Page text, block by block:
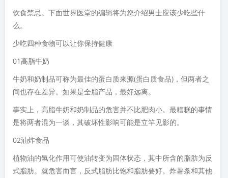
饮食禁忌。下面世界医堂的编辑将为您介绍男士应该少吃些什
么。
少吃四种食物可以让你保持健康
01高脂牛奶
牛奶和奶制品可称为最佳的蛋白质来源(蛋白质食品)，但两者之
间也存在差异。如果是全脂产品，最好远离。
事实上，高脂牛奶和奶制品的危害并不比肥肉小。最糟糕的事情
是将两者混为一谈，其破坏性影响可能是立竿见影的。
02油炸食品
植物油的氢化作用可使油转变为固体状态，其中所含的脂肪为反
式脂肪。就危害而言，反式脂肪比饱和脂肪要好。炸薯条和其他